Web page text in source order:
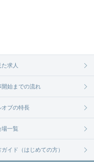
求人
開始までの流れ
オブの特長
場一覧
イド（はじめての方）